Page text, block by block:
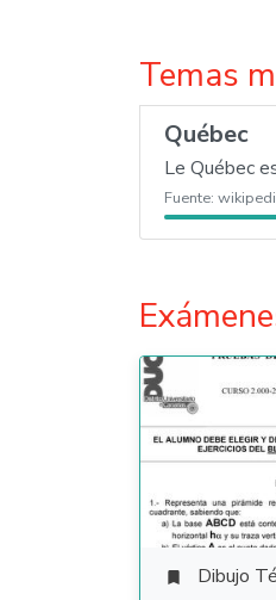
Temas
Québec
Le Québec
Fuente:
 Dibujo